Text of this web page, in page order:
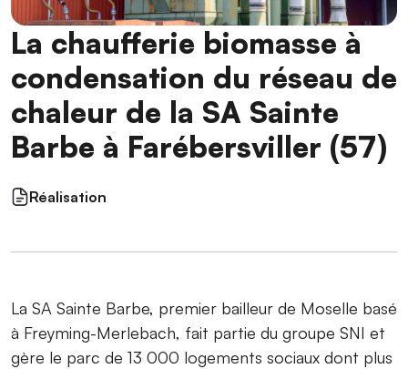
La chaufferie biomasse à
condensation du réseau de
chaleur de la SA Sainte
Barbe à Farébersviller (57)
Réalisation
La SA Sainte Barbe, premier bailleur de Moselle basé
à Freyming-Merlebach, fait partie du groupe SNI et
gère le parc de 13 000 logements sociaux dont plus